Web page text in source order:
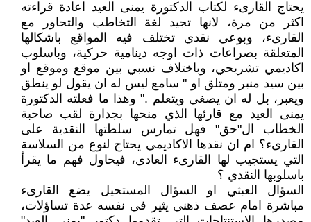
يحتاج القارىء لكتاب الدكتورة يمنى العيد اعادة قراءته
اكثر من مرة، لانها تجيد لغة التخاطب والتحاور مع
القارىء، وبوعي نقدي تختلف فيه المواقع باشكالها
المتعلقة بصراعات ذات اوجه دينامية حركية، وباسلوب
اكاديمي تشريحي، وباختلاف نسبي بين موقع وموقع او
بين سيد منبر ومتلق او " سامع ليس له ان يقول لو ينطق
ويعبر، بل له ان يصغي ويتعلم ." وهذا ما فعلته الدكتورة
يمنى العيد مع قارئها الذي منحها بجدارة لقب صاحبة
الخطاب ال"حق" فهل تمارس سلطتها النقدية على
القارىء؟ ام ان نقدها الاكاديمي يحتاج لنوع من السلاسة
التي يستجيب لها القارىء العادى، فيحاول فهم ما يقرأ
باسلوبها النقدي ؟
السؤال العبثي او السؤال المستحيل يضع القارىء
مباشرة امام عصف ذهني يثير في نفسه عدة تساؤلات،